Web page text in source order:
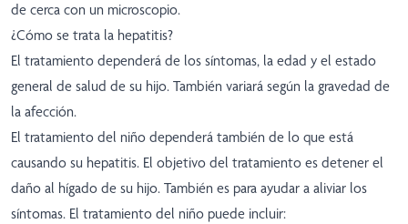
de cerca con un microscopio.
¿Cómo se trata la hepatitis?
El tratamiento dependerá de los síntomas, la edad y el estado
general de salud de su hijo. También variará según la gravedad de
la afección.
El tratamiento del niño dependerá también de lo que está
causando su hepatitis. El objetivo del tratamiento es detener el
daño al hígado de su hijo. También es para ayudar a aliviar los
síntomas. El tratamiento del niño puede incluir: